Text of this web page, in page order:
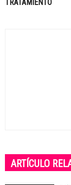
TRATAMIENTO
ARTÍCULO